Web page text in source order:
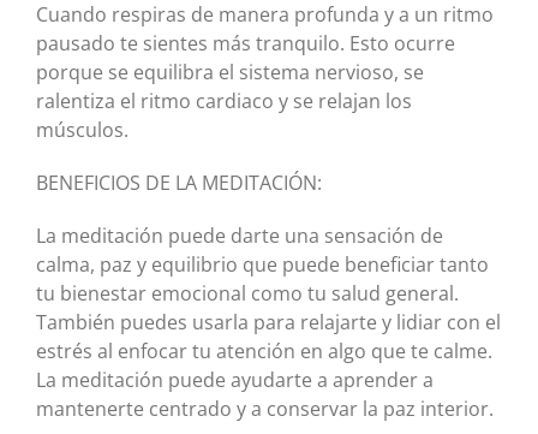
Cuando respiras de manera profunda y a un ritmo
pausado te sientes más tranquilo. Esto ocurre
porque se equilibra el sistema nervioso, se
ralentiza el ritmo cardiaco y se relajan los
músculos.
BENEFICIOS DE LA MEDITACIÓN:
La meditación puede darte una sensación de
calma, paz y equilibrio que puede beneficiar tanto
tu bienestar emocional como tu salud general.
También puedes usarla para relajarte y lidiar con el
estrés al enfocar tu atención en algo que te calme.
La meditación puede ayudarte a aprender a
mantenerte centrado y a conservar la paz interior.